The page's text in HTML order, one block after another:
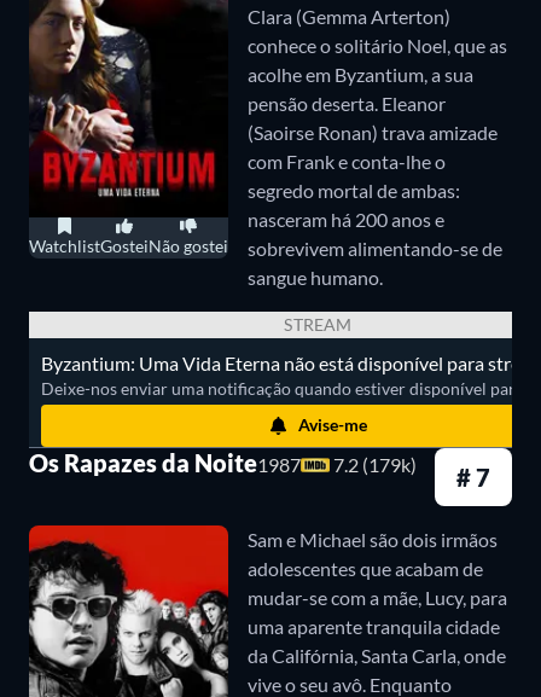
humanidade lentamente.
Onde assistir aos filmes e às séries com
vampiros sensuais?
Abaixo, saiba onde assistir online, em streaming,
aos filmes e às séries com vampiros sexys.
WatchlistGosteiNão gostei
Clara (Gemma Arterton)
conhece o solitário Noel, que as
acolhe em Byzantium, a sua
pensão deserta. Eleanor
(Saoirse Ronan) trava amizade
com Frank e conta-lhe o
segredo mortal de ambas:
nasceram há 200 anos e
sobrevivem alimentando-se de
sangue humano.
STREAM
Byzantium: Uma Vida Eterna não está disponível para
Deixe-nos enviar uma notificação quando estiver disponível para
Avise-me
Os Rapazes da Noite1987 7.2 (179k) # 7
Sam e Michael são dois irmãos
adolescentes que acabam de
mudar-se com a mãe, Lucy, para
uma aparente tranquila cidade
da Califórnia, Santa Carla, onde
vive o seu avô. Enquanto